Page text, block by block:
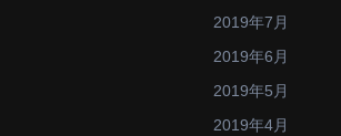
2019年7月
2019年6月
2019年5月
2019年4月